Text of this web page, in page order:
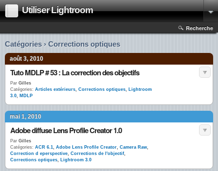
Utiliser Lightroom
Recherche
Catégories › Corrections optiques
août 3, 2010
Tuto MDLP # 53 : La correction des objectifs
Par Gilles
Catégories: Articles extérieurs, Corrections optiques, Lightroom
3.0, MDLP
mai 1, 2010
Adobe diffuse Lens Profile Creator 1.0
Par Gilles
Catégories: ACR 6.1, Adobe Lens Profile Creator, Camera Raw,
Correction d eperspective, Corrections de l'objectif,
Corrections optiques, Lightroom 3.0